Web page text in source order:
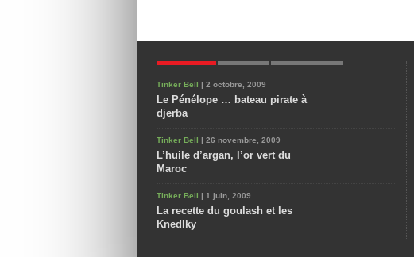
Tinker Bell | 2 octobre, 2009
Le Pénélope … bateau pirate à
djerba
Tinker Bell | 26 novembre, 2009
L’huile d’argan, l’or vert du
Maroc
Tinker Bell | 1 juin, 2009
La recette du goulash et les
Knedlky